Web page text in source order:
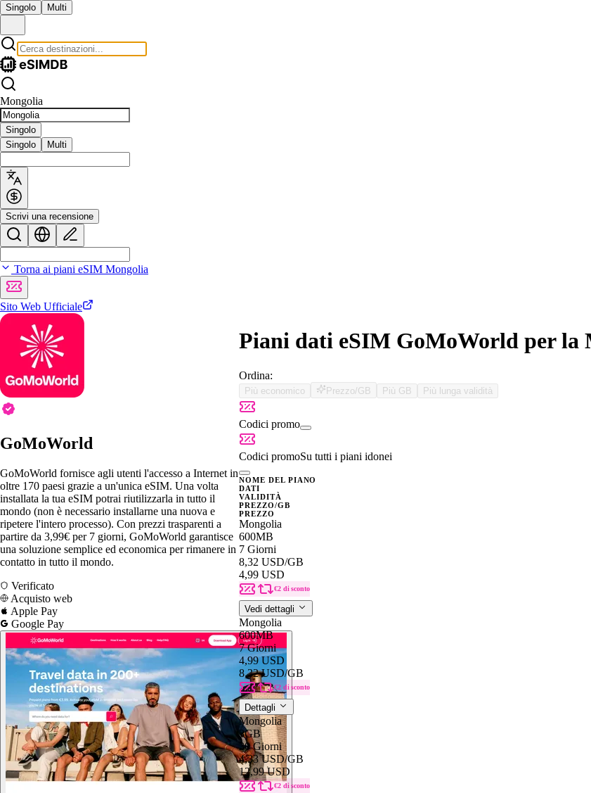
Singolo Multi
Mongolia
Singolo
Singolo
Multi
Scrivi una recensione
Torna ai piani eSIM Mongolia
Sito Web Ufficiale
GoMoWorld
GoMoWorld fornisce agli utenti l'accesso a Internet in
oltre 170 paesi grazie a un'unica eSIM. Una volta
installata la tua eSIM potrai riutilizzarla in tutto il
mondo (non è necessario installarne una nuova e
ripetere l'intero processo). Con prezzi trasparenti a
partire da 3,99€ per 7 giorni, GoMoWorld garantisce
una soluzione semplice ed economica per rimanere in
contatto in tutto il mondo.
Verificato
Acquisto web
Apple Pay
Google Pay
Piani dati eSIM GoMoWorld per la
Ordina:
Più economico Prezzo/GB Più GB Più lunga validità
Codici promo
Codici promoSu tutti i piani idonei
NOME DEL PIANO
DATI
VALIDITÀ
PREZZO/GB
PREZZO
Mongolia
600MB
7 Giorni
8,32 USD/GB
4,99 USD
€2 di sconto
Vedi dettagli
Mongolia
600MB
7 Giorni
4,99 USD
8,32 USD/GB
€2 di sconto
Dettagli
Mongolia
3GB
30 Giorni
4,33 USD/GB
12,99 USD
€2 di sconto